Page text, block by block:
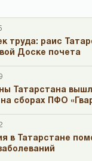
труда: раис
Доске почета
Татарстана
сборах ПФО
в Татарстане